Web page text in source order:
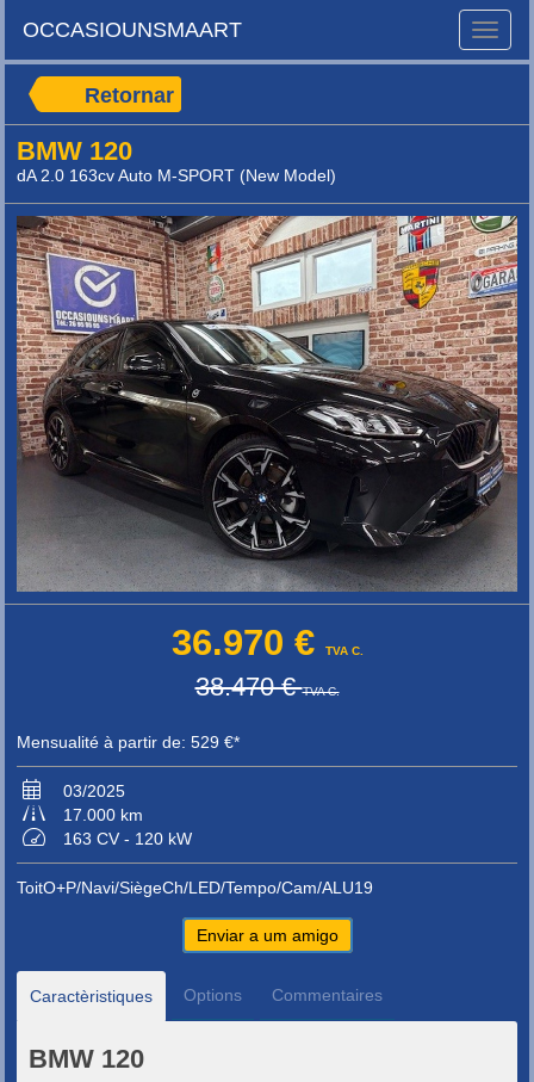
Toggle
OCCASIOUNSMAART
Retornar
BMW 120
dA 2.0 163cv Auto M-SPORT (New Model)
36.970 € TVA C.
38.470 €TVA C.
Mensualité à partir de: 529 €*
03/2025
17.000 km
163 CV - 120 kW
ToitO+P/Navi/SiègeCh/LED/Tempo/Cam/ALU19
Enviar a um amigo
Caractèristiques Options Commentaires
BMW 120